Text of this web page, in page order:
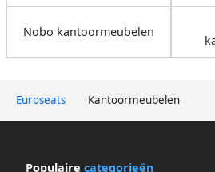
Euroseats Kantoormeubelen
Nobo kantoormeubelen
Populaire categorieën